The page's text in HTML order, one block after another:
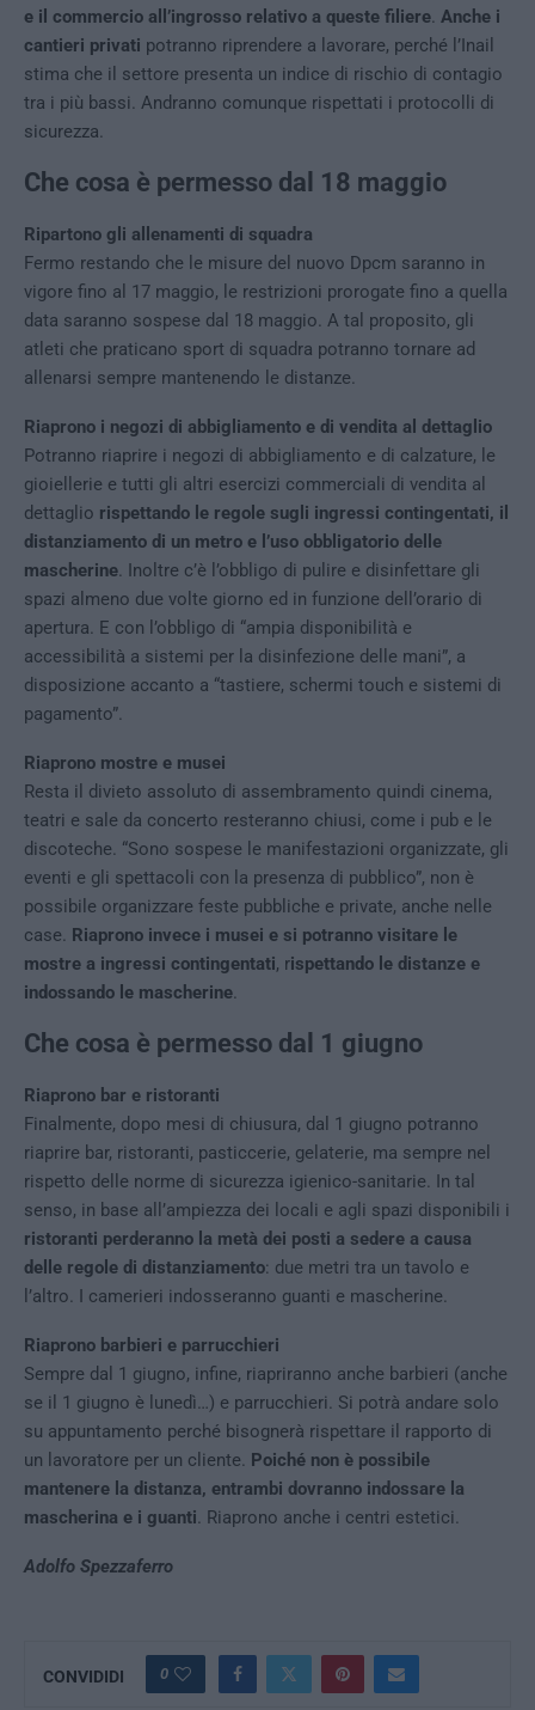
e il commercio all’ingrosso relativo a queste filiere. Anche i
cantieri privati potranno riprendere a lavorare, perché l’Inail
stima che il settore presenta un indice di rischio di contagio
tra i più bassi. Andranno comunque rispettati i protocolli di
sicurezza.
Che cosa è permesso dal 18 maggio
Ripartono gli allenamenti di squadra
Fermo restando che le misure del nuovo Dpcm saranno in
vigore fino al 17 maggio, le restrizioni prorogate fino a quella
data saranno sospese dal 18 maggio. A tal proposito, gli
atleti che praticano sport di squadra potranno tornare ad
allenarsi sempre mantenendo le distanze.
Riaprono i negozi di abbigliamento e di vendita al dettaglio
Potranno riaprire i negozi di abbigliamento e di calzature, le
gioiellerie e tutti gli altri esercizi commerciali di vendita al
dettaglio rispettando le regole sugli ingressi contingentati, il
distanziamento di un metro e l’uso obbligatorio delle
mascherine. Inoltre c’è l’obbligo di pulire e disinfettare gli
spazi almeno due volte giorno ed in funzione dell’orario di
apertura. E con l’obbligo di “ampia disponibilità e
accessibilità a sistemi per la disinfezione delle mani”, a
disposizione accanto a “tastiere, schermi touch e sistemi di
pagamento”.
Riaprono mostre e musei
Resta il divieto assoluto di assembramento quindi cinema,
teatri e sale da concerto resteranno chiusi, come i pub e le
discoteche. “Sono sospese le manifestazioni organizzate, gli
eventi e gli spettacoli con la presenza di pubblico”, non è
possibile organizzare feste pubbliche e private, anche nelle
case. Riaprono invece i musei e si potranno visitare le
mostre a ingressi contingentati, rispettando le distanze e
indossando le mascherine.
Che cosa è permesso dal 1 giugno
Riaprono bar e ristoranti
Finalmente, dopo mesi di chiusura, dal 1 giugno potranno
riaprire bar, ristoranti, pasticcerie, gelaterie, ma sempre nel
rispetto delle norme di sicurezza igienico-sanitarie. In tal
senso, in base all’ampiezza dei locali e agli spazi disponibili i
ristoranti perderanno la metà dei posti a sedere a causa
delle regole di distanziamento: due metri tra un tavolo e
l’altro. I camerieri indosseranno guanti e mascherine.
Riaprono barbieri e parrucchieri
Sempre dal 1 giugno, infine, riapriranno anche barbieri (anche
se il 1 giugno è lunedì…) e parrucchieri. Si potrà andare solo
su appuntamento perché bisognerà rispettare il rapporto di
un lavoratore per un cliente. Poiché non è possibile
mantenere la distanza, entrambi dovranno indossare la
mascherina e i guanti. Riaprono anche i centri estetici.
Adolfo Spezzaferro
CONVIDIDI 0